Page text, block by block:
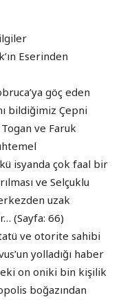
Eserinden
göç eden
bildiğimiz Çepni
ve Faruk
isyanda çok faal bir
ve Selçuklu
uzak
(Sayfa: 66)
ve otorite sahibi
yolladığı haber
on oniki bin kişilik
boğazından